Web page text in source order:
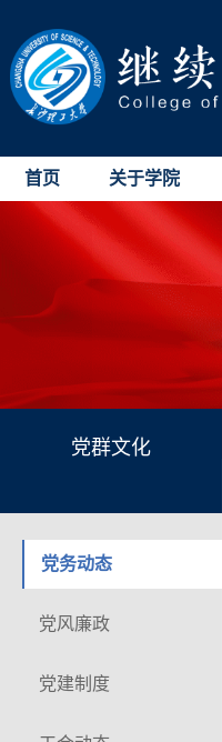
首页 关于学院
党群文化
党务动态
党风廉政
党建制度